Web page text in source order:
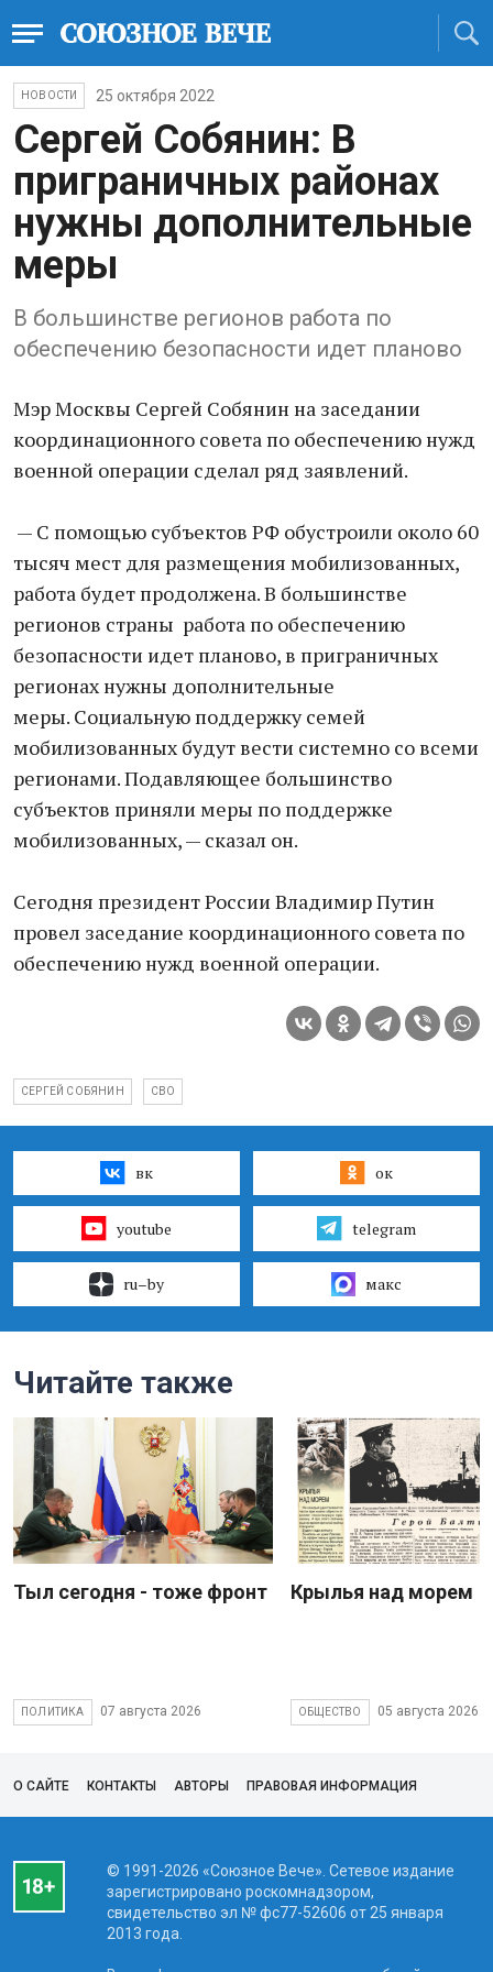
НОВОСТИ 25 октября 2022
Сергей Собянин: В
приграничных районах
нужны дополнительные
меры
В большинстве регионов работа по
обеспечению безопасности идет планово
Мэр Москвы Сергей Собянин на заседании
координационного совета по обеспечению нужд
военной операции сделал ряд заявлений.
— С помощью субъектов РФ обустроили около 60
тысяч мест для размещения мобилизованных,
работа будет продолжена. В большинстве
регионов страны работа по обеспечению
безопасности идет планово, в приграничных
регионах нужны дополнительные
меры. Социальную поддержку семей
мобилизованных будут вести системно со всеми
регионами. Подавляющее большинство
субъектов приняли меры по поддержке
мобилизованных, — сказал он.
Сегодня президент России Владимир Путин
провел заседание координационного совета по
обеспечению нужд военной операции.
СЕРГЕЙ СОБЯНИН СВО
вк ок
youtube telegram
ru–by макс
Читайте также
Тыл сегодня - тоже фронт
ПОЛИТИКА 07 августа 2026
Крылья над морем
ОБЩЕСТВО 05 августа 2026
О САЙТЕ КОНТАКТЫ АВТОРЫ ПРАВОВАЯ ИНФОРМАЦИЯ
© 1991-2026 «Союзное Вече». Сетевое издание
зарегистрировано роскомнадзором,
свидетельство эл № фc77-52606 от 25 января
2013 года.